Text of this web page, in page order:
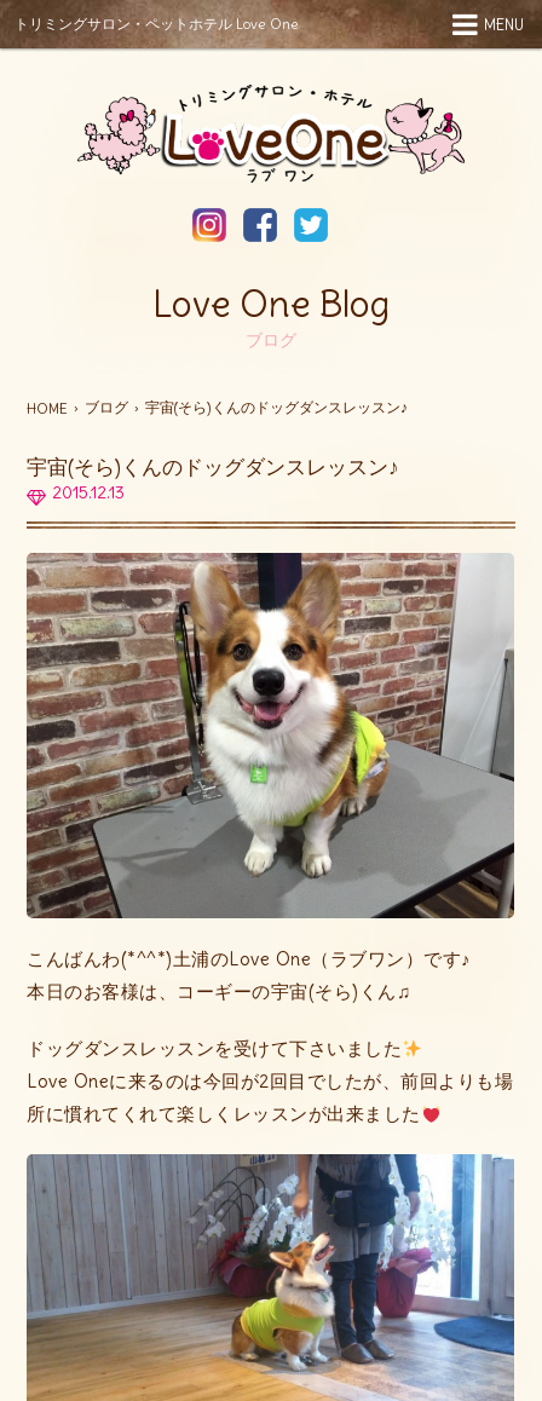
MENU
トリミングサロン・ペットホテル Love One
Love One Blog
ブログ
HOME ブログ 宇宙(そら)くんのドッグダンスレッスン♪
宇宙(そら)くんのドッグダンスレッスン♪
2015.12.13
こんばんわ(*^^*)土浦のLove One（ラブワン）です♪
本日のお客様は、コーギーの宇宙(そら)くん♫
ドッグダンスレッスンを受けて下さいました
Love Oneに来るのは今回が2回目でしたが、前回よりも場
所に慣れてくれて楽しくレッスンが出来ました